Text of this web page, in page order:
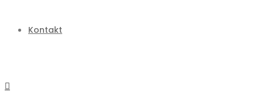
Kontakt